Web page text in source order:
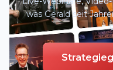
was Gerald seit